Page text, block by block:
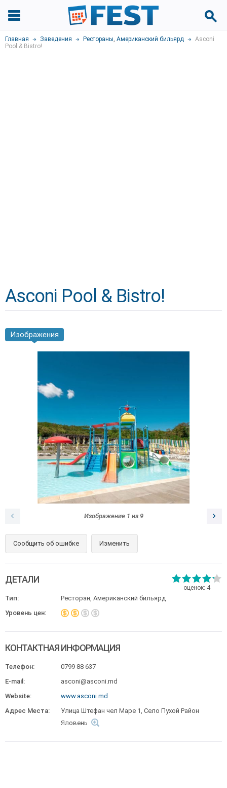
Главная Заведения Рестораны, Американский бильярд
Asconi
Pool & Bistro!
Asconi Pool & Bistro!
Изображения
Изображение 1 из 9
Сообщить об ошибке Изменить
оценок: 4
ДЕТАЛИ
Тип:
Ресторан, Американский бильярд
Уровень цен:
КОНТАКТНАЯ ИНФОРМАЦИЯ
Телефон:
0799 88 637
E-mail:
asconi@asconi.md
Website:
www.asconi.md
Адрес Места:
Улица Штефан чел Маре 1, Cело Пухой Район
Яловень